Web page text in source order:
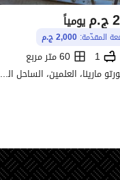
ج.ميومياً
المقدّمة: 2,000 ج.م
1
60 متر مربع
جولف بورتو مارينا، العلمين، الساحل الشمالي، مطروح